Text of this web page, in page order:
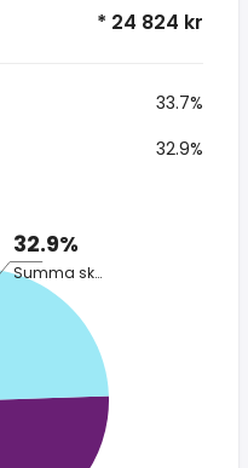
* 24 824 kr
33.7%
32.9%
32.9%
Summa skatt